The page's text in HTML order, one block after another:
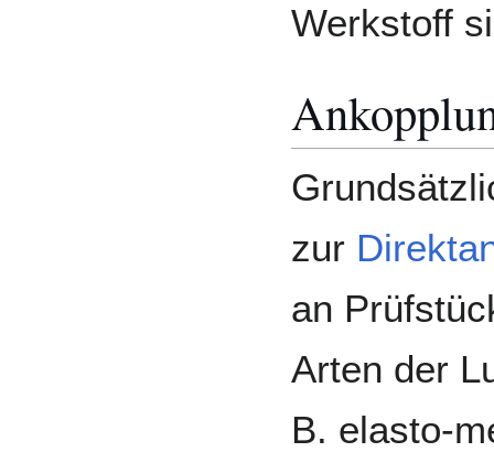
Werkstoff
zur
an
Arten der
B. elasto-